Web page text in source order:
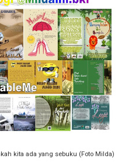
kita ada yang sebuku (Foto Milda)